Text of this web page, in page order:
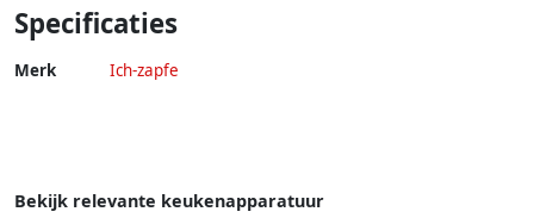
Specificaties
Merk Ich-zapfe
Bekijk relevante keukenapparatuur